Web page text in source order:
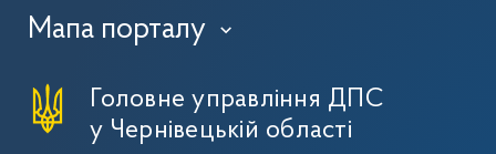
Мапа порталу ›
Головне управління ДПС
у Чернівецькій області